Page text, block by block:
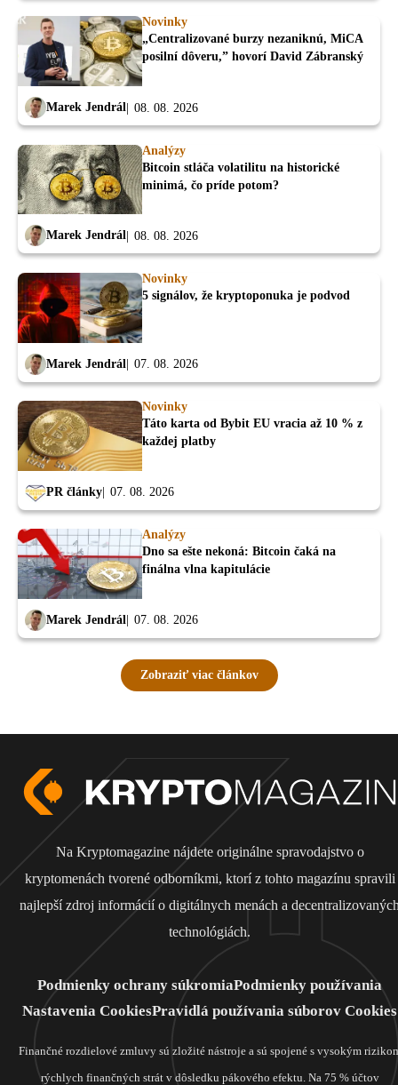
Novinky
„Centralizované burzy nezaniknú, MiCA
posilní dôveru,” hovorí David Zábranský
Marek Jendrál 08. 08. 2026
Analýzy
Bitcoin stláča volatilitu na historické
minimá, čo príde potom?
Marek Jendrál 08. 08. 2026
Novinky
5 signálov, že kryptoponuka je podvod
Marek Jendrál 07. 08. 2026
Novinky
Táto karta od Bybit EU vracia až 10 % z
každej platby
PR články 07. 08. 2026
Analýzy
Dno sa ešte nekoná: Bitcoin čaká na
finálna vlna kapitulácie
Marek Jendrál 07. 08. 2026
Zobraziť viac článkov
Na Kryptomagazine nájdete originálne spravodajstvo o
kryptomenách tvorené odborníkmi, ktorí z tohto magazínu spravili
najlepší zdroj informácií o digitálnych menách a
technológiách.
Podmienky ochrany súkromiaPodmienky používania
Nastavenia CookiesPravidlá používania súborov Cookies
Finančné rozdielové zmluvy sú zložité nástroje a sú spojené s vysokým
rýchlych finančných strát v dôsledku pákového efektu. Na 75 % účtov